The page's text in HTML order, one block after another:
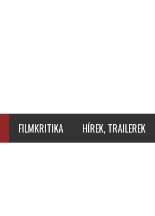
FILMKRITIKA HÍREK, TRAILEREK